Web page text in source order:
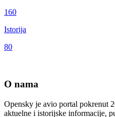
160
Istorija
80
O nama
Opensky je avio portal pokrenut
aktuelne i istorijske informacije,